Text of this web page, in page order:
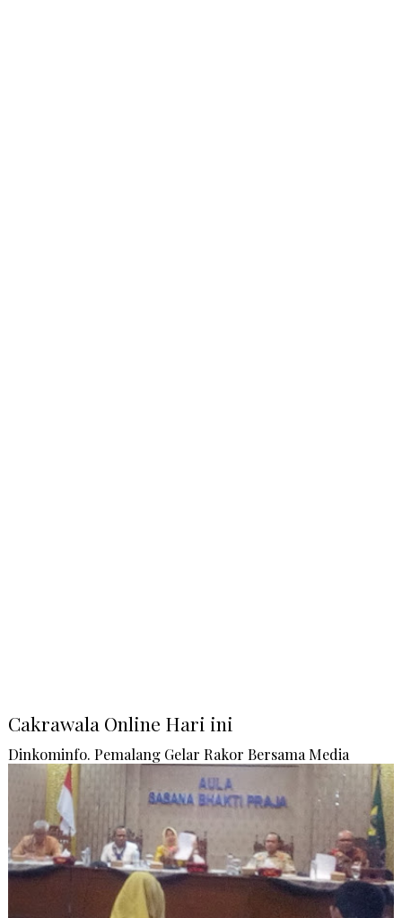
Cakrawala Online Hari ini
Dinkominfo. Pemalang Gelar Rakor Bersama Media